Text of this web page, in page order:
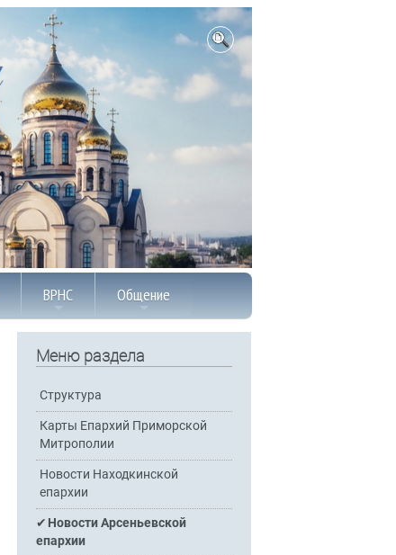
ВРНС Общение
Меню раздела
Структура
Карты Епархий Приморской
Митрополии
Новости Находкинской
епархии
Новости Арсеньевской
епархии